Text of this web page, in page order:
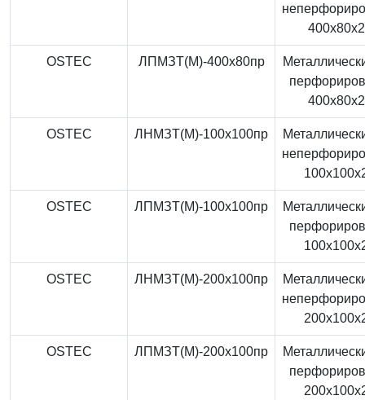
OSTEC ЛПМЗТ(М)-400x80пр
OSTEC ЛНМЗТ(М)-100x100пр
OSTEC ЛПМЗТ(М)-100x100пр
OSTEC ЛНМЗТ(М)-200x100пр
OSTEC ЛПМЗТ(М)-200x100пр